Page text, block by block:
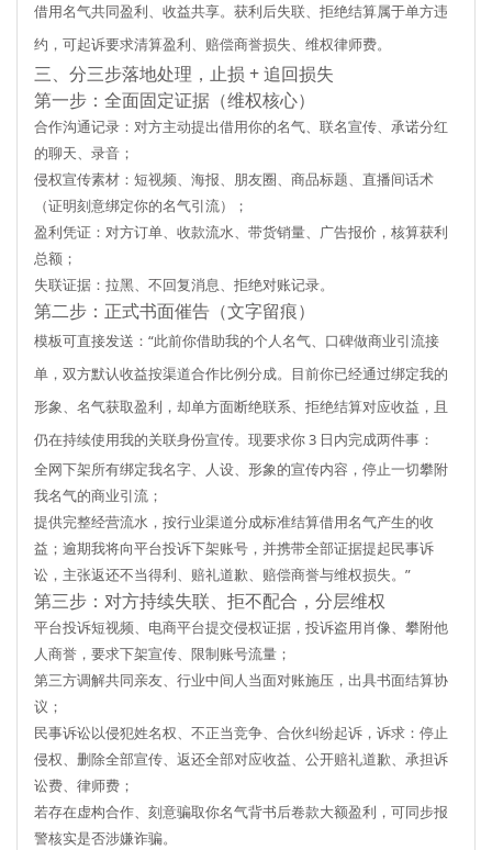
借用名气共同盈利、收益共享。获利后失联、拒绝结算属于单方违
约，可起诉要求清算盈利、赔偿商誉损失、维权律师费。
三、分三步落地处理，止损 + 追回损失
第一步：全面固定证据（维权核心）
合作沟通记录：对方主动提出借用你的名气、联名宣传、承诺分红
的聊天、录音；
侵权宣传素材：短视频、海报、朋友圈、商品标题、直播间话术
（证明刻意绑定你的名气引流）；
盈利凭证：对方订单、收款流水、带货销量、广告报价，核算获利
总额；
失联证据：拉黑、不回复消息、拒绝对账记录。
第二步：正式书面催告（文字留痕）
模板可直接发送：“此前你借助我的个人名气、口碑做商业引流接
单，双方默认收益按渠道合作比例分成。目前你已经通过绑定我的
形象、名气获取盈利，却单方面断绝联系、拒绝结算对应收益，且
仍在持续使用我的关联身份宣传。现要求你 3 日内完成两件事：
全网下架所有绑定我名字、人设、形象的宣传内容，停止一切攀附
我名气的商业引流；
提供完整经营流水，按行业渠道分成标准结算借用名气产生的收
益；逾期我将向平台投诉下架账号，并携带全部证据提起民事诉
讼，主张返还不当得利、赔礼道歉、赔偿商誉与维权损失。”
第三步：对方持续失联、拒不配合，分层维权
平台投诉短视频、电商平台提交侵权证据，投诉盗用肖像、攀附他
人商誉，要求下架宣传、限制账号流量；
第三方调解共同亲友、行业中间人当面对账施压，出具书面结算协
议；
民事诉讼以侵犯姓名权、不正当竞争、合伙纠纷起诉，诉求：停止
侵权、删除全部宣传、返还全部对应收益、公开赔礼道歉、承担诉
讼费、律师费；
若存在虚构合作、刻意骗取你名气背书后卷款大额盈利，可同步报
警核实是否涉嫌诈骗。